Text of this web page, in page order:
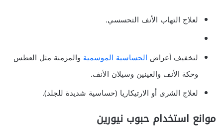
لعلاج التهاب الأنف التحسسي.
لتخفيف أعراض الحساسية الموسمية والمزمنة مثل العطس
وحكة الأنف والعينين وسيلان الأنف.
لعلاج الشرى أو الارتيكاريا (حساسية شديدة للجلد).
موانع استخدام حبوب نيورين